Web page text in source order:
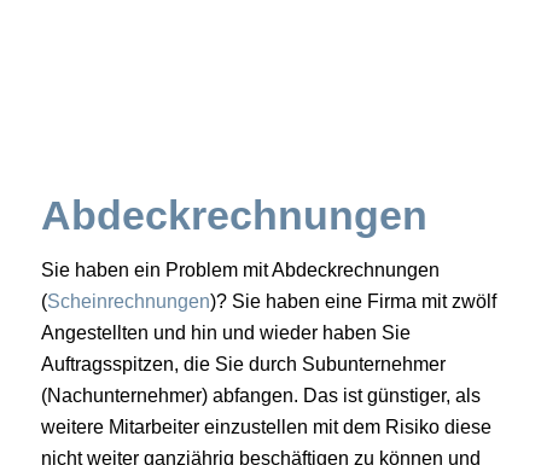
Abdeckrechnungen
Sie haben ein Problem mit Abdeckrechnungen
(Scheinrechnungen)? Sie haben eine Firma mit zwölf
Angestellten und hin und wieder haben Sie
Auftragsspitzen, die Sie durch Subunternehmer
(Nachunternehmer) abfangen. Das ist günstiger, als
weitere Mitarbeiter einzustellen mit dem Risiko diese
nicht weiter ganzjährig beschäftigen zu können und